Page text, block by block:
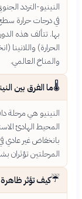
في درجات حرارة
بها. تتألف هذه
الحرارة)
والمناخ العالمي.
🌡️ما الفرق بين
النينيو هي مرحلة
المحيط الهادئ
بانخفاض غير عادي
المرحلتين
☔كيف تؤثر